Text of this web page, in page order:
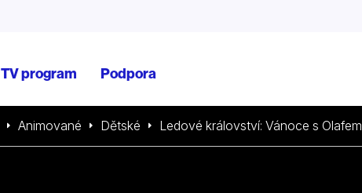
TV program Podpora
Animované Dětské Ledové království: Vánoce s Olafem